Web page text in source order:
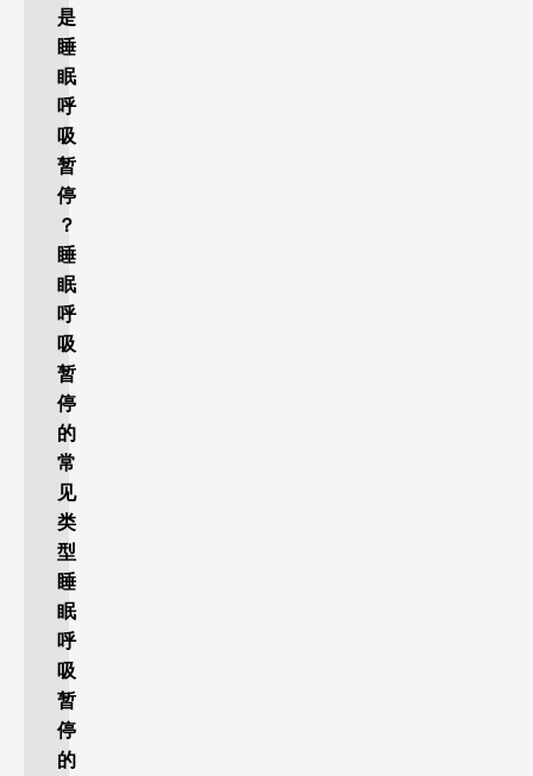
是
睡
眠
呼
吸
暂
停
？
睡
眠
呼
吸
暂
停
的
常
见
类
型
睡
眠
呼
吸
暂
停
的